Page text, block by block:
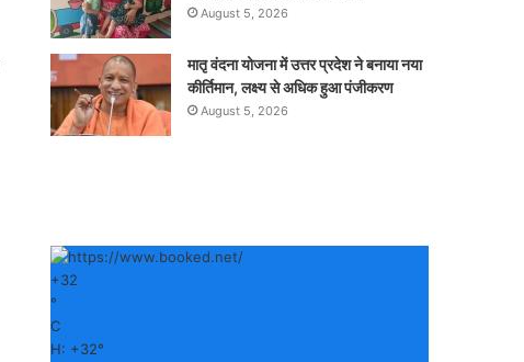
August 5, 2026
मातृ वंदना योजना में उत्तर प्रदेश ने बनाया नया
कीर्तिमान, लक्ष्य से अधिक हुआ पंजीकरण
August 5, 2026
+32
°
C
H: +32°